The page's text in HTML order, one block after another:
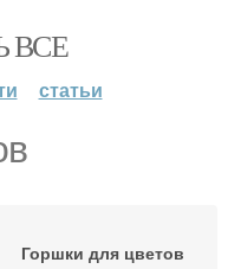
ВСЕ
статьи
Горшки для цветов